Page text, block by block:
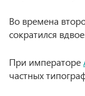
Во времена
сократился
При императоре
частных